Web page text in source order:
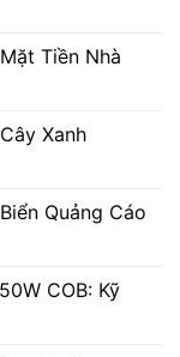
Tiền Nhà
Xanh
Quảng Cáo
COB: Kỹ